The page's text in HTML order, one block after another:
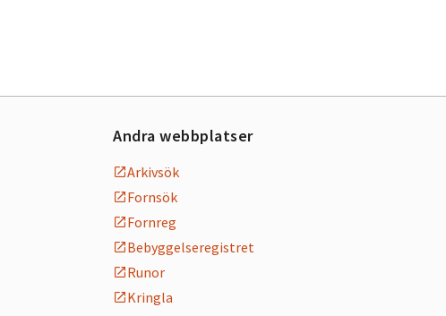
Andra webbplatser
Arkivsök
Fornsök
Fornreg
Bebyggelseregistret
Runor
Kringla